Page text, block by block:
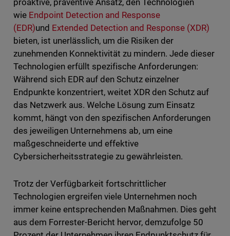
proaktive, präventive Ansatz, den Technologien
wie Endpoint Detection and Response
(EDR)und Extended Detection and Response (XDR)
bieten, ist unerlässlich, um die Risiken der
zunehmenden Konnektivität zu mindern. Jede dieser
Technologien erfüllt spezifische Anforderungen:
Während sich EDR auf den Schutz einzelner
Endpunkte konzentriert, weitet XDR den Schutz auf
das Netzwerk aus. Welche Lösung zum Einsatz
kommt, hängt von den spezifischen Anforderungen
des jeweiligen Unternehmens ab, um eine
maßgeschneiderte und effektive
Cybersicherheitsstrategie zu gewährleisten.
Trotz der Verfügbarkeit fortschrittlicher
Technologien ergreifen viele Unternehmen noch
immer keine entsprechenden Maßnahmen. Dies geht
aus dem Forrester-Bericht hervor, demzufolge 50